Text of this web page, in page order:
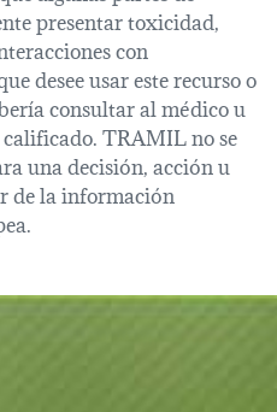
presentar toxicidad,
con
desee usar este recurso o
consultar al médico u
TRAMIL no se
una decisión, acción u
de la información